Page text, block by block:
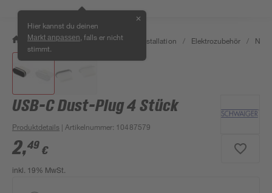
Hier kannst du deinen
Markt anpassen , falls er nicht
stimmt.
✕
/ Bauen & Renovieren / Elektroinstallation / Elektrozubehör /
USB-C Dust-Plug 4 Stück
Produktdetails | Artikelnummer: 10487579
2,49 €
inkl. 19% MwSt.